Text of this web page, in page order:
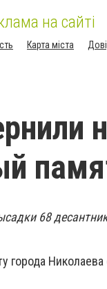
на сайті
Карта міста
68